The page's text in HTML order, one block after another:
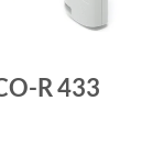
R 433